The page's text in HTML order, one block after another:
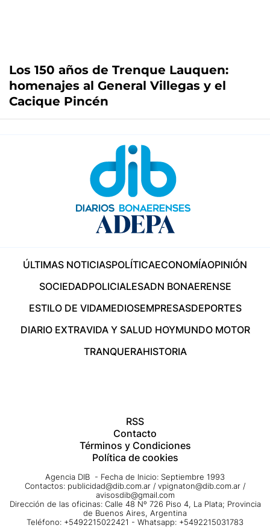
Los 150 años de Trenque Lauquen:
homenajes al General Villegas y el
Cacique Pincén
ÚLTIMAS NOTICIASPOLÍTICAECONOMÍAOPINIÓN
SOCIEDADPOLICIALESADN BONAERENSE
ESTILO DE VIDAMEDIOSEMPRESASDEPORTES
DIARIO EXTRAVIDA Y SALUD HOYMUNDO MOTOR
TRANQUERAHISTORIA
RSS
Contacto
Términos y Condiciones
Política de cookies
Agencia DIB - Fecha de Inicio: Septiembre 1993
Contactos: publicidad@dib.com.ar / vpignaton@dib.com.ar /
avisosdib@gmail.com
Dirección de las oficinas: Calle 48 Nº 726 Piso 4, La Plata; Provincia
de Buenos Aires, Argentina
Teléfono: +5492215022421 - Whatsapp: +5492215031783